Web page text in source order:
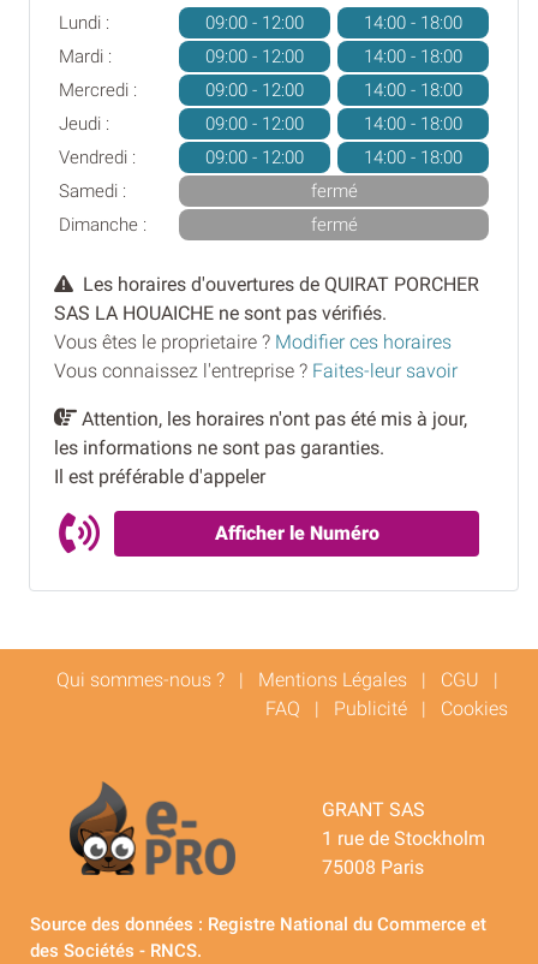
Lundi : 09:00 - 12:00
14:00 - 18:00
Mardi :
09:00 - 12:00
14:00 - 18:00
Mercredi :
09:00 - 12:00
14:00 - 18:00
Jeudi :
09:00 - 12:00
14:00 - 18:00
Vendredi :
09:00 - 12:00
14:00 - 18:00
Samedi :
fermé
Dimanche :
fermé
Les horaires d'ouvertures de QUIRAT PORCHER
SAS LA HOUAICHE ne sont pas vérifiés.
Vous êtes le proprietaire ? Modifier ces horaires
Vous connaissez l'entreprise ? Faites-leur savoir
Attention, les horaires n'ont pas été mis à jour,
les informations ne sont pas garanties.
Il est préférable d'appeler
Afficher le Numéro
Qui sommes-nous ? | Mentions Légales | CGU |
FAQ | Publicité | Cookies
GRANT SAS
1 rue de Stockholm
75008 Paris
Source des données : Registre National du Commerce et
des Sociétés - RNCS.